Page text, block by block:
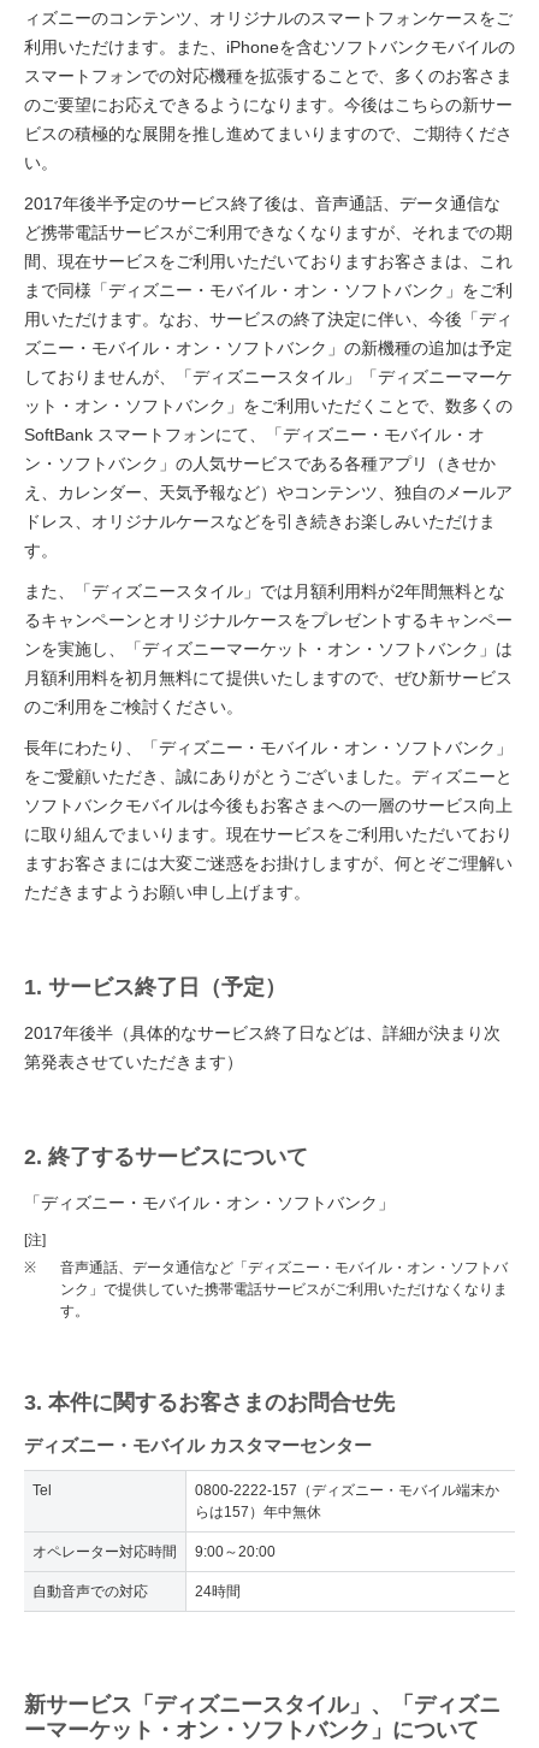
ィズニーのコンテンツ、オリジナルのスマートフォンケースをご
利用いただけます。また、iPhoneを含むソフトバンクモバイルの
スマートフォンでの対応機種を拡張することで、多くのお客さま
のご要望にお応えできるようになります。今後はこちらの新サー
ビスの積極的な展開を推し進めてまいりますので、ご期待くださ
い。
2017年後半予定のサービス終了後は、音声通話、データ通信な
ど携帯電話サービスがご利用できなくなりますが、それまでの期
間、現在サービスをご利用いただいておりますお客さまは、これ
まで同様「ディズニー・モバイル・オン・ソフトバンク」をご利
用いただけます。なお、サービスの終了決定に伴い、今後「ディ
ズニー・モバイル・オン・ソフトバンク」の新機種の追加は予定
しておりませんが、「ディズニースタイル」「ディズニーマーケ
ット・オン・ソフトバンク」をご利用いただくことで、数多くの
SoftBank スマートフォンにて、「ディズニー・モバイル・オ
ン・ソフトバンク」の人気サービスである各種アプリ（きせか
え、カレンダー、天気予報など）やコンテンツ、独自のメールア
ドレス、オリジナルケースなどを引き続きお楽しみいただけま
す。
また、「ディズニースタイル」では月額利用料が2年間無料とな
るキャンペーンとオリジナルケースをプレゼントするキャンペー
ンを実施し、「ディズニーマーケット・オン・ソフトバンク」は
月額利用料を初月無料にて提供いたしますので、ぜひ新サービス
のご利用をご検討ください。
長年にわたり、「ディズニー・モバイル・オン・ソフトバンク」
をご愛顧いただき、誠にありがとうございました。ディズニーと
ソフトバンクモバイルは今後もお客さまへの一層のサービス向上
に取り組んでまいります。現在サービスをご利用いただいており
ますお客さまには大変ご迷惑をお掛けしますが、何とぞご理解い
ただきますようお願い申し上げます。
1. サービス終了日（予定）
2017年後半（具体的なサービス終了日などは、詳細が決まり次
第発表させていただきます）
2. 終了するサービスについて
「ディズニー・モバイル・オン・ソフトバンク」
[注]
※
音声通話、データ通信など「ディズニー・モバイル・オン・ソフトバ
ンク」で提供していた携帯電話サービスがご利用いただけなくなりま
す。
3. 本件に関するお客さまのお問合せ先
ディズニー・モバイル カスタマーセンター
Tel
0800-2222-157（ディズニー・モバイル端末か
らは157）年中無休
オペレーター対応時間 9:00～20:00
自動音声での対応 24時間
新サービス「ディズニースタイル」、「ディズニ
ーマーケット・オン・ソフトバンク」について